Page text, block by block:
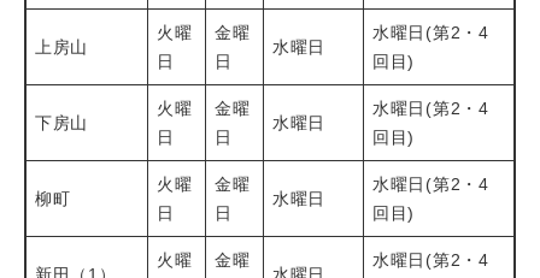
上房山
火曜
日
金曜
日
水曜日
水曜日(第2・4
回目)
下房山
火曜
日
金曜
日
水曜日
水曜日(第2・4
回目)
柳町
火曜
日
金曜
日
水曜日
水曜日(第2・4
回目)
火曜
金曜
水曜日(第2・4